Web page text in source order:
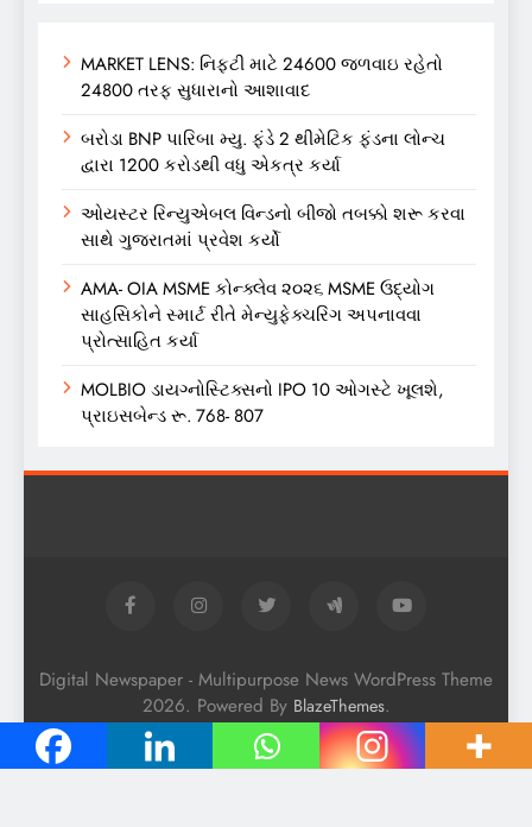
MARKET LENS: નિફ્ટી માટે 24600 જળવાઇ રહેતો
24800 તરફ સુધારાનો આશાવાદ
બરોડા BNP પારિબા મ્યુ. ફંડે 2 થીમેટિક ફંડના લોન્ચ
દ્વારા 1200 કરોડથી વધુ એકત્ર કર્યા
ઓયસ્ટર રિન્યુએબલ વિન્ડનો બીજો તબક્કો શરૂ કરવા
સાથે ગુજરાતમાં પ્રવેશ કર્યો
AMA- OIA MSME કોન્ક્લેવ ૨૦૨૬ MSME ઉદ્યોગ
સાહસિકોને સ્માર્ટ રીતે મેન્યુફેક્ચરિંગ અપનાવવા
પ્રોત્સાહિત કર્યા
MOLBIO ડાયગ્નોસ્ટિક્સનો IPO 10 ઓગસ્ટે ખૂલશે,
પ્રાઇસબેન્ડ રૂ. 768- 807
Digital Newspaper - Multipurpose News WordPress Theme
2026. Powered By BlazeThemes.
STOCKS IPO
CORPORATE NEWS
COMMODITY
MUTUAL FUND